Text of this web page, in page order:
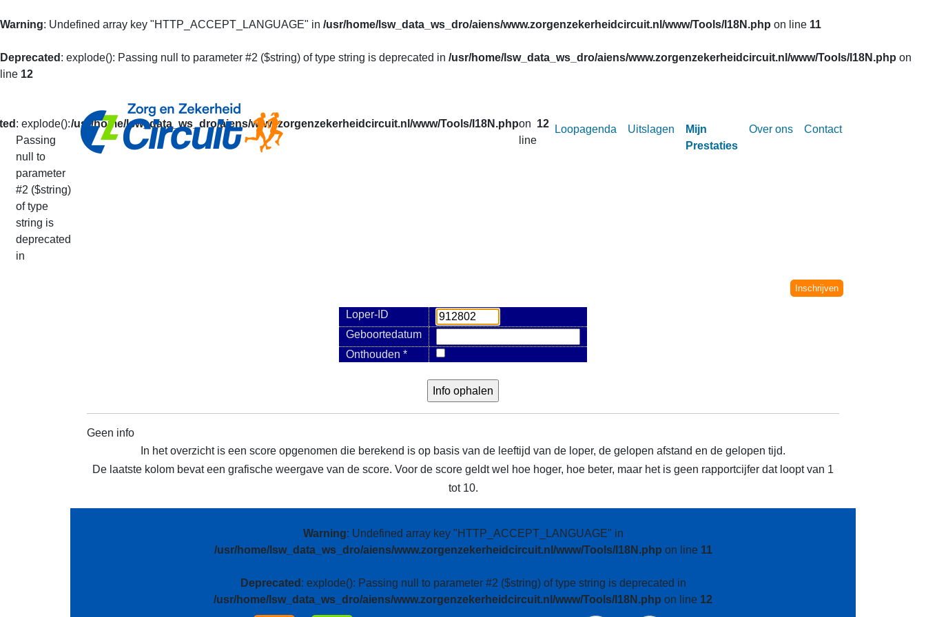
Warning: Undefined array key "HTTP_ACCEPT_LANGUAGE" in /usr/home/lsw_data_ws_dro/aiens/www.zorgenzekerheidcircuit.nl/www/Tools/I18N.php on line 11
Deprecated : explode(): Passing null to parameter #2 ($string) of type string is deprecated in /usr/home/lsw_data_ws_dro/aiens/www.zorgenzekerheidcircuit.nl/www/Tools/I18N.php on
line 12
: explode():
Passing
null to
parameter
#2 ($string)
of type
string is
deprecated
in
/usr/home/lsw_data_ws_dro/aiens/www.zorgenzekerheidcircuit.nl/www/Tools/I18N.phpon
line
12 Loopagenda Uitslagen
Mijn
Prestaties
Over ons Contact
Inschrijven
Loper-ID
Geboortedatum
Onthouden *
Geen info
In het overzicht is een score opgenomen die berekend is op basis van de leeftijd van de loper, de gelopen afstand en de gelopen tijd.
De laatste kolom bevat een grafische weergave van de score. Voor de score geldt wel hoe hoger, hoe beter, maar het is geen rapportcijfer dat loopt van 1
tot 10.
Warning: Undefined array key "HTTP_ACCEPT_LANGUAGE" in
/usr/home/lsw_data_ws_dro/aiens/www.zorgenzekerheidcircuit.nl/www/Tools/I18N.php on line 11
Deprecated : explode(): Passing null to parameter #2 ($string) of type string is deprecated in
/usr/home/lsw_data_ws_dro/aiens/www.zorgenzekerheidcircuit.nl/www/Tools/I18N.php on line 12